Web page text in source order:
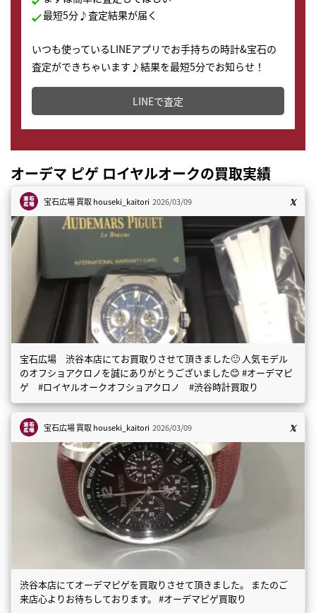
最短5分♪査定結果が届く
いつも使っているLINEアプリでお手持ちの時計&宝石の
査定ができちゃいます♪結果を最短5分でお知らせ！
どこからでもすぐに査定金額を知ることが出来ます。
LINEで査定
オーデマ ピゲ ロイヤルオークの買取実績
宝石広場 買取houseki_kaitori 2026/03/09
宝石広場 渋谷本店にてお買取りさせて頂きました🙂 人気モデル
のオフショアクロノを誠にありがとうございました😊 #オーデマピ
ゲ #ロイヤルオークオフショアクロノ #渋谷時計買取り
宝石広場 買取houseki_kaitori 2026/03/09
渋谷本店にてオーデマピゲを買取りさせて頂きました。 またのご
来店心よりお待ちしております。 #オーデマピゲ買取り